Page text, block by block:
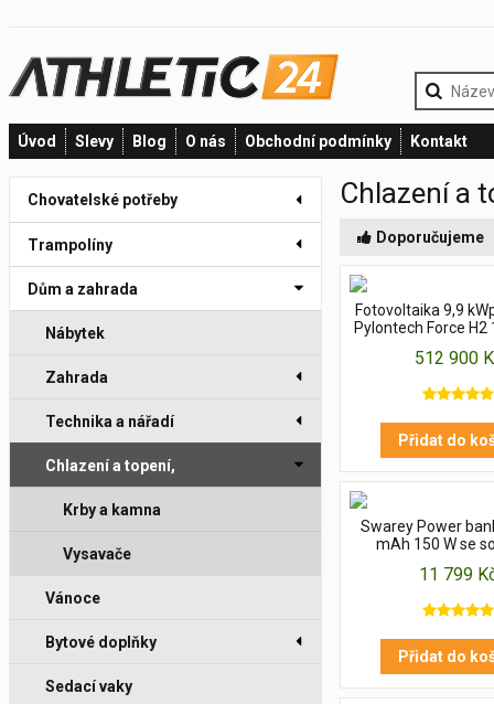
Úvod Slevy Blog O nás Obchodní podmínky Kontakt
Chovatelské potřeby
Trampolíny
Dům a zahrada
Nábytek
Zahrada
Technika a nářadí
Chlazení a topení,
fotovoltaika
Krby a kamna
Vysavače
Vánoce
Bytové doplňky
Sedací vaky
Chlazení a
Doporučujeme
Fotovoltaika 9,9
Pylontech Force H2
512 900
Přidat do
Swarey Power
mAh 150 W se
11 799
Přidat do